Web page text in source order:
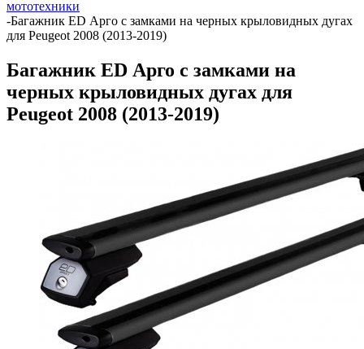
мототехники
-Багажник ED Арго с замками на черных крыловидных дугах
для Peugeot 2008 (2013-2019)
Багажник ED Арго с замками на
черных крыловидных дугах для
Peugeot 2008 (2013-2019)